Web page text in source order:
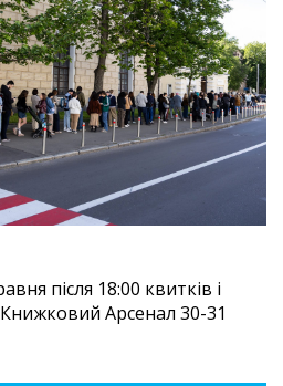
після 18:00 квитків і
Арсенал 30-31